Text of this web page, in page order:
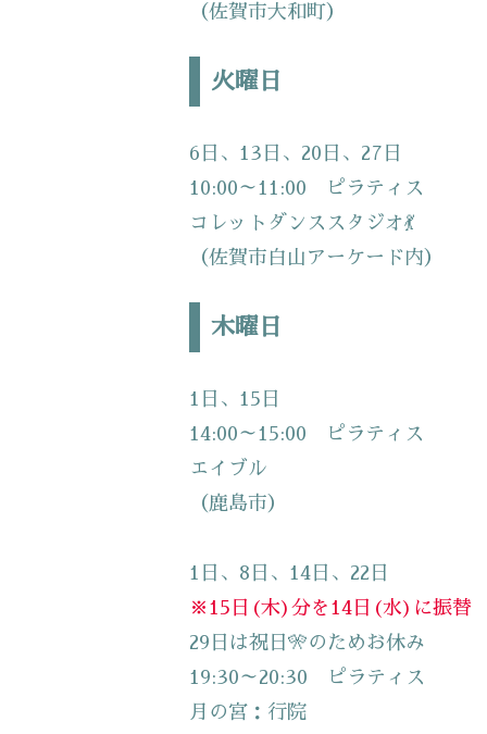
（佐賀市大和町）
火曜日
6日、13日、20日、27日
10:00～11:00 ピラティス
コレットダンススタジオ💃
（佐賀市白山アーケード内）
木曜日
1日、15日
14:00～15:00 ピラティス
エイブル
（鹿島市）
1日、8日、14日、22日
※15日(木)分を14日(水)に振替
29日は祝日🎌のためお休み
19:30～20:30 ピラティス
月の宮：行院